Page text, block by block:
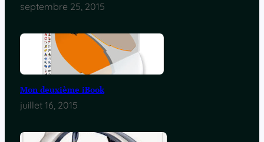
septembre 25, 2015
Mon deuxième iBook
juillet 16, 2015